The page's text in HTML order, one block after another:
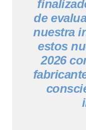
de
nuestra
estos
2026